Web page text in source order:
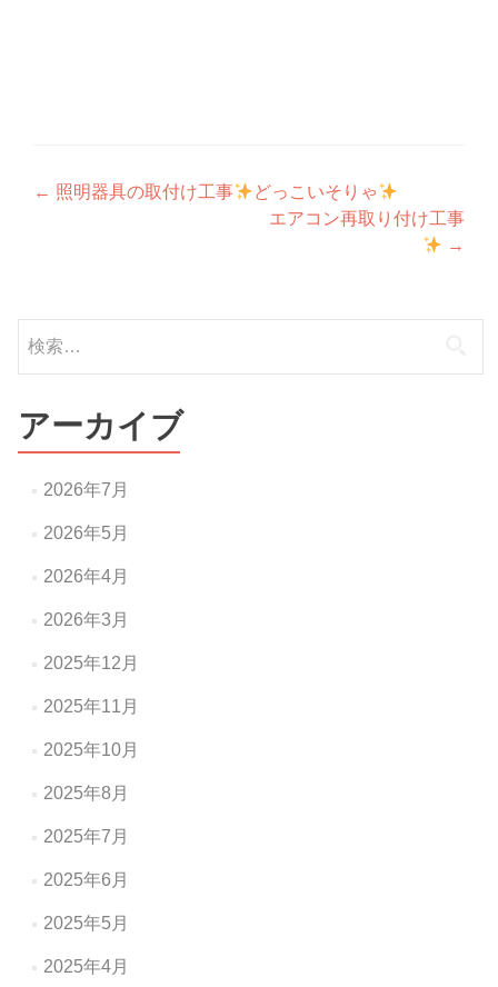
投
ビ
ゲ
シ
ン
← 照明器具の取付け工事
どっこいそりゃ
エアコン再取り付け工事
→
索:
アーカイブ
2026年7月
2026年5月
2026年4月
2026年3月
2025年12月
2025年11月
2025年10月
2025年8月
2025年7月
2025年6月
2025年5月
2025年4月